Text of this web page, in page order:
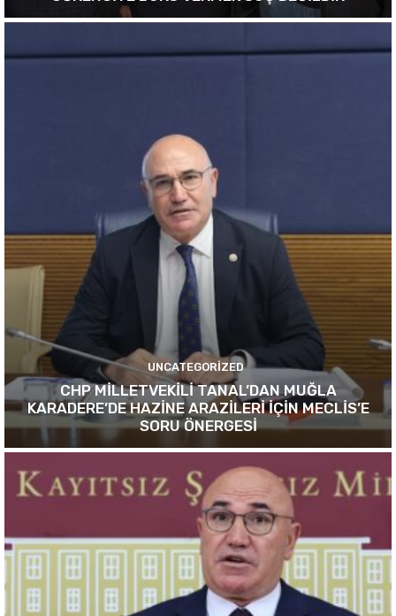
UNCATEGORIZED
CHP MİLLETVEKİLİ TANAL’DAN MUĞLA
KARADERE’DE HAZİNE ARAZİLERİ İÇİN MECLİS’E
SORU ÖNERGESİ